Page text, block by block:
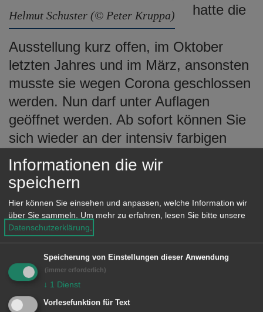
Helmut Schuster (© Peter Kruppa)
hatte die
Ausstellung kurz offen, im Oktober
letzten Jahres und im März, ansonsten
musste sie wegen Corona geschlossen
werden. Nun darf unter Auflagen
geöffnet werden. Ab sofort können Sie
sich wieder an der intensiv farbigen
Kunst der beiden Malerkollegen
erfreuen, die zur hiesigen Kunstszene
dazu gehören, wie der Spionturm und
das obere Kochertal. Das macht auch
der Titel „Zwei Maler von uns“ deutlich,
denn die beiden ehemaligen Sieger-
Köder-Schüler waren mit ihrer
schwäbischen Heimat bis zu ihrem Tod
eng verbunden.
Informationen die wir
speichern
Hier können Sie einsehen und anpassen, welche Information wir
über Sie sammeln. Um mehr zu erfahren, lesen Sie bitte unsere
Datenschutzerklärung.
Speicherung von Einstellungen dieser Anwendung
(immer erforderlich)
↓ 1 Dienst
Vorlesefunktion für Text